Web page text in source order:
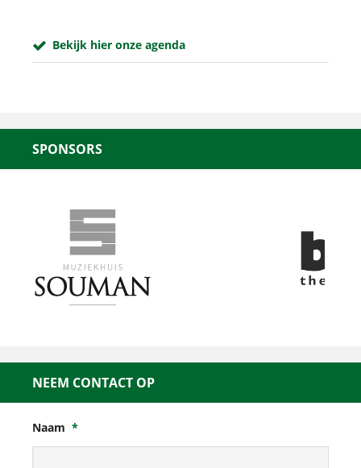
Bekijk hier onze agenda
SPONSORS
NEEM CONTACT OP
Naam *